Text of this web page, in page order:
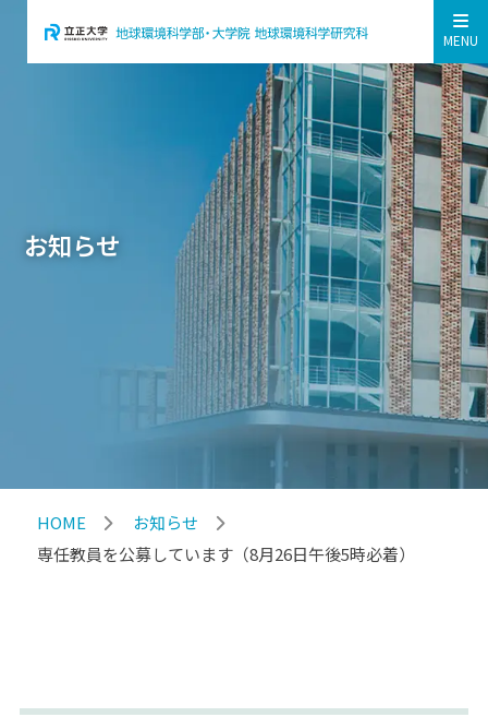
MENU
お知らせ
HOME
お知らせ
専任教員を公募しています（8月26日午後5時必着）